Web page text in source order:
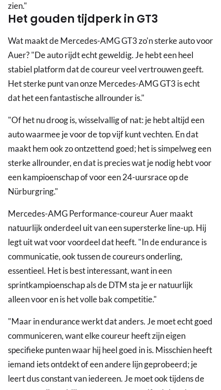
zien."
Het gouden tijdperk in GT3
Wat maakt de Mercedes-AMG GT3 zo'n sterke auto voor
Auer? "De auto rijdt echt geweldig. Je hebt een heel
stabiel platform dat de coureur veel vertrouwen geeft.
Het sterke punt van onze Mercedes-AMG GT3 is echt
dat het een fantastische allrounder is."
"Of het nu droog is, wisselvallig of nat: je hebt altijd een
auto waarmee je voor de top vijf kunt vechten. En dat
maakt hem ook zo ontzettend goed; het is simpelweg een
sterke allrounder, en dat is precies wat je nodig hebt voor
een kampioenschap of voor een 24-uursrace op de
Nürburgring."
Mercedes-AMG Performance-coureur Auer maakt
natuurlijk onderdeel uit van een supersterke line-up. Hij
legt uit wat voor voordeel dat heeft. "In de endurance is
communicatie, ook tussen de coureurs onderling,
essentieel. Het is best interessant, want in een
sprintkampioenschap als de DTM sta je er natuurlijk
alleen voor en is het volle bak competitie."
"Maar in endurance werkt dat anders. Je moet echt goed
communiceren, want elke coureur heeft zijn eigen
specifieke punten waar hij heel goed in is. Misschien heeft
iemand iets ontdekt of een andere lijn geprobeerd; je
leert dus constant van iedereen. Je moet ook tijdens de